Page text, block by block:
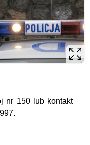
nr 150 lub kontakt